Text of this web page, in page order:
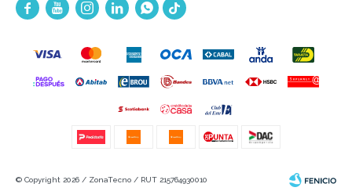
    
© Copyright 2026 / ZonaTecno / RUT 215764930010